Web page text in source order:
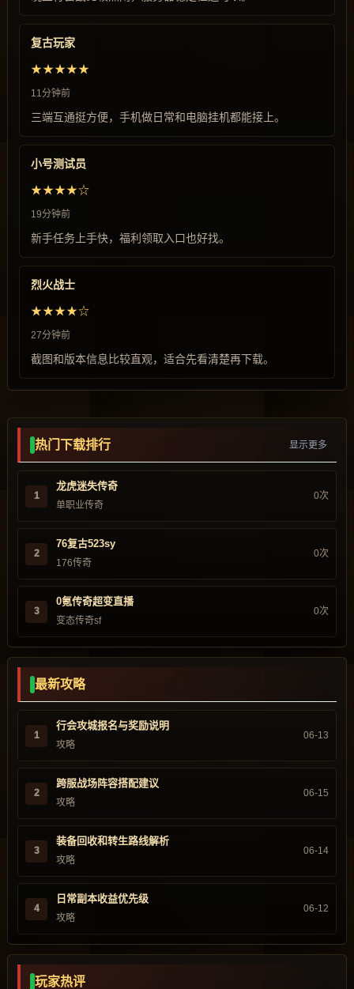
复古玩家
★★★★★
11分钟前
三端互通挺方便，手机做日常和电脑挂机都能接上。
小号测试员
★★★★☆
19分钟前
新手任务上手快，福利领取入口也好找。
烈火战士
★★★★☆
27分钟前
截图和版本信息比较直观，适合先看清楚再下载。
热门下载排行 显示更多
1
龙虎迷失传奇
单职业传奇
0次
2
76复古523sy
176传奇
0次
3
0氪传奇超变直播
变态传奇sf
0次
最新攻略
1
行会攻城报名与奖励说明
攻略
06-13
2
跨服战场阵容搭配建议
攻略
06-15
3
装备回收和转生路线解析
攻略
06-14
4
日常副本收益优先级
攻略
06-12
玩家热评